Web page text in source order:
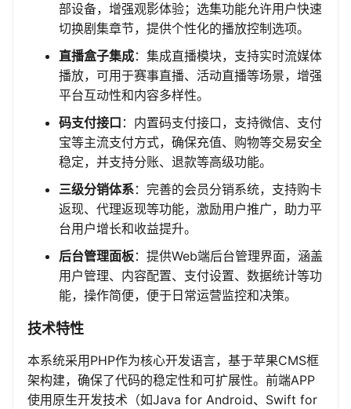
部设备，增强观影体验；选集功能允许用户快速
切换剧集章节，提供个性化的播放控制选项。
直播盒子集成：集成直播模块，支持实时流媒体
播放，可用于赛事直播、活动直播等场景，增强
平台互动性和内容多样性。
码支付接口 ：内置码支付接口，支持微信、支付
宝等主流支付方式，确保充值、购物等交易安全
稳定，并支持分账、退款等高级功能。
三级分销体系：完善的会员分销系统，支持购卡
返现、代理返现等功能，激励用户推广，助力平
台用户增长和收益提升。
后台管理面板：提供Web端后台管理界面，涵盖
用户管理、内容配置、支付设置、数据统计等功
能，操作简便，便于日常运营监控和决策。
技术特性
本系统采用PHP作为核心开发语言，基于苹果CMS框
架构建，确保了代码的稳定性和可扩展性。前端APP
使用原生开发技术（如Java for Android、Swift for